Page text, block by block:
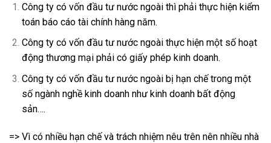
Công ty có vốn đầu tư nước ngoài thì phải thực hiện kiểm
toán báo cáo tài chính hàng năm.
Công ty có vốn đầu tư nước ngoài thực hiện một số hoạt
động thương mại phải có giấy phép kinh doanh.
Công ty có vốn đầu tư nước ngoài bị hạn chế trong một
số ngành nghề kinh doanh như kinh doanh bất động
sản….
=> Vì có nhiều hạn chế và trách nhiệm nêu trên nên nhiều nhà